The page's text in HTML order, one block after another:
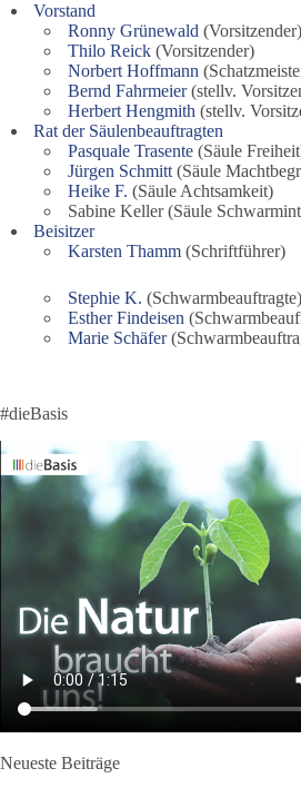
Vorstand
Ronny Grünewald (Vorsitzender)
Thilo Reick(Vorsitzender)
Norbert Hoffmann
Bernd Fahrmeier(stellv.
Herbert Hengmith (stellv.
Rat der Säulenbeauftragten
Pasquale Trasente(Säule
Jürgen Schmitt(Säule
Heike F. (Säule Achtsamkeit)
Sabine Keller (Säule
Beisitzer
Karsten Thamm(Schriftführer)
Stephie K. (Schwarmbeauftragte)
Esther Findeisen
Marie Schäfer
#dieBasis
Neueste Beiträge